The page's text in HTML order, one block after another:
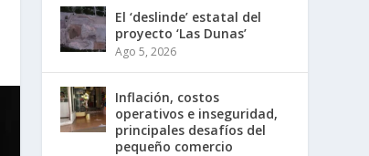
El ‘deslinde’ estatal del
proyecto ‘Las Dunas’
Ago 5, 2026
Inflación, costos
operativos e inseguridad,
principales desafíos del
pequeño comercio